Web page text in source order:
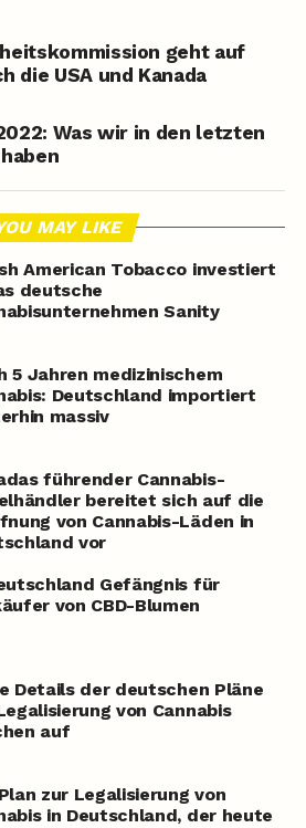
geht auf
die USA und Kanada
Was wir in den letzten
MAY LIKE
American Tobacco investiert
deutsche
Sanity
5 Jahren medizinischem
Deutschland importiert
massiv
führender Cannabis-
bereitet sich auf die
von Cannabis-Läden in
vor
Gefängnis für
von CBD-Blumen
Details der deutschen Pläne
von Cannabis
auf
zur Legalisierung von
in Deutschland, der heute